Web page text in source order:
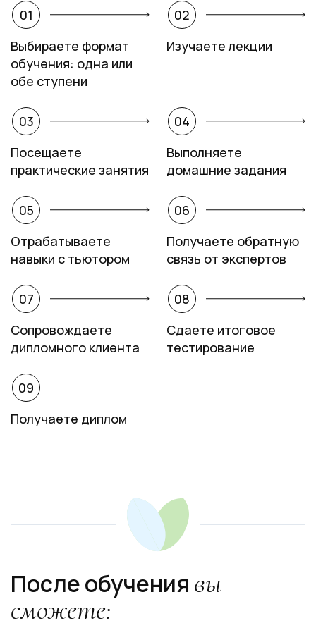
01
Выбираете формат
обучения: одна или
обе ступени
02
Изучаете лекции
03
Посещаете
практические занятия
04
Выполняете
домашние задания
05
Отрабатываете
навыки с тьютором
06
Получаете обратную
связь от экспертов
07
Сопровождаете
дипломного клиента
08
Сдаете итоговое
тестирование
09
Получаете диплом
После обучения вы
сможете: